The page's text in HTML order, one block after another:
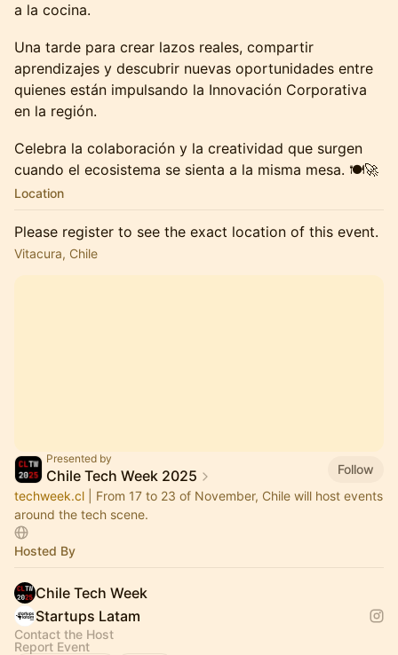
a la cocina.
Una tarde para crear lazos reales, compartir
aprendizajes y descubrir nuevas oportunidades entre
quienes están impulsando la Innovación Corporativa
en la región.
Celebra la colaboración y la creatividad que surgen
cuando el ecosistema se sienta a la misma mesa. 🍽️🚀
Location
Please register to see the exact location of this event.
Vitacura, Chile
Presented by
Chile Tech Week 2025
Follow
techweek.cl | From 17 to 23 of November, Chile will host events
around the tech scene.
Hosted By
Chile Tech Week
Startups Latam
Contact the Host
Report Event